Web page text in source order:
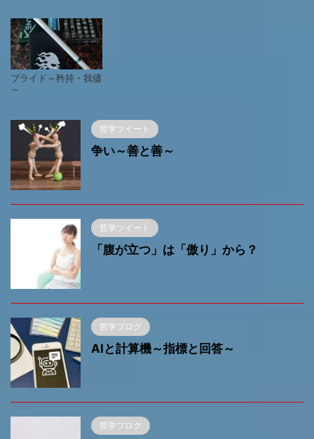
プライド～矜持・我儘
～
哲学ツイート
争い～善と善～
哲学ツイート
「腹が立つ」は「傲り」から？
哲学ブログ
AIと計算機～指標と回答～
哲学ブログ